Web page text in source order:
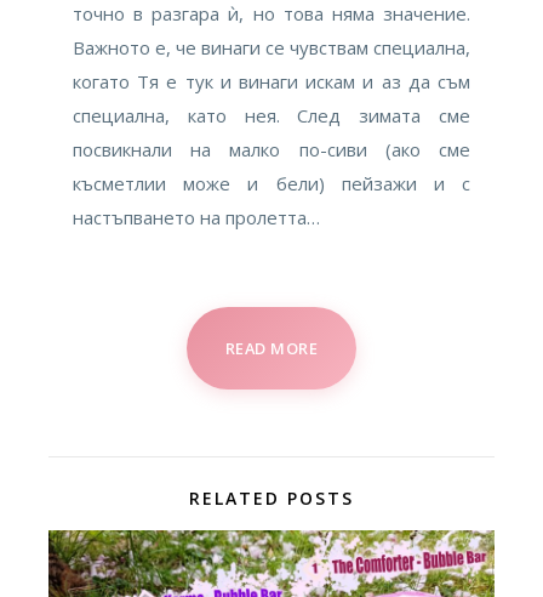
точно в разгара ѝ, но това няма значение.
Важното е, че винаги се чувствам специална,
когато Тя е тук и винаги искам и аз да съм
специална, като нея. След зимата сме
посвикнали на малко по-сиви (ако сме
късметлии може и бели) пейзажи и с
настъпването на пролетта…
READ MORE
RELATED POSTS